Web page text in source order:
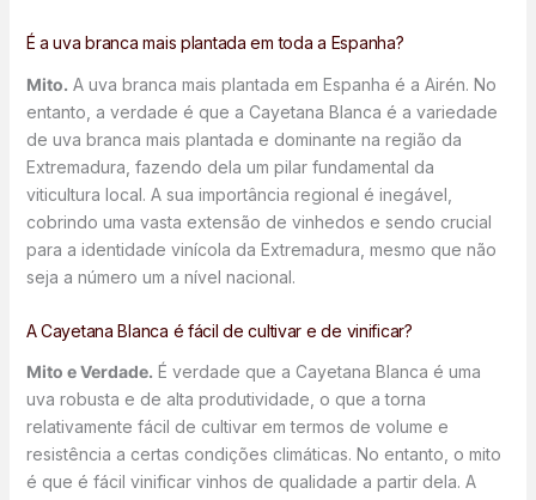
É a uva branca mais plantada em toda a Espanha?
Mito. A uva branca mais plantada em Espanha é a Airén. No
entanto, a verdade é que a Cayetana Blanca é a variedade
de uva branca mais plantada e dominante na região da
Extremadura, fazendo dela um pilar fundamental da
viticultura local. A sua importância regional é inegável,
cobrindo uma vasta extensão de vinhedos e sendo crucial
para a identidade vinícola da Extremadura, mesmo que não
seja a número um a nível nacional.
A Cayetana Blanca é fácil de cultivar e de vinificar?
Mito e Verdade. É verdade que a Cayetana Blanca é uma
uva robusta e de alta produtividade, o que a torna
relativamente fácil de cultivar em termos de volume e
resistência a certas condições climáticas. No entanto, o mito
é que é fácil vinificar vinhos de qualidade a partir dela. A